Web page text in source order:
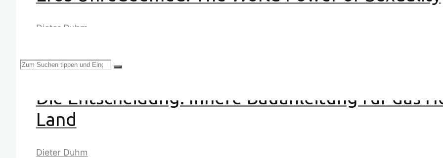
Suchen
Dieter Duhm
Die Entscheidung. Innere Bauanleitung für das
Land
Dieter Duhm